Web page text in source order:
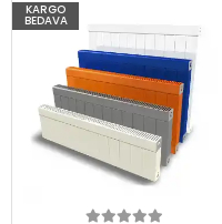
KARGO
BEDAVA